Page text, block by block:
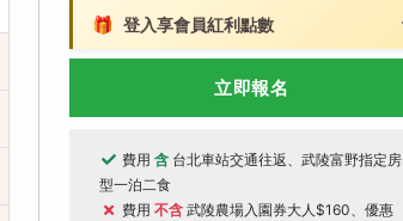
🎁 登入享會員紅利點數
立即報名
費用 含 台北車站交通往返、武陵富野指定房
型一泊二食
費用 不含 武陵農場入園券大人$160、優惠